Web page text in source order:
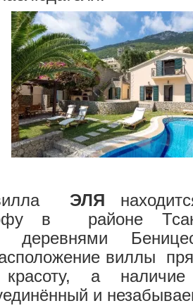
ЭЛЯ
в районе
деревнями
виллы
а наличие
и